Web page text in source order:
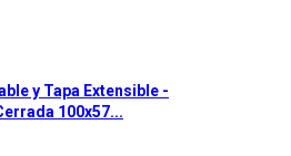
y Tapa Extensible -
100x57...